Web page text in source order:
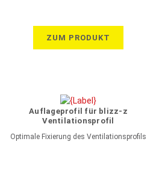
ZUM PRODUKT
Auflageprofil für blizz-z
Ventilationsprofil
Optimale Fixierung des Ventilationsprofils